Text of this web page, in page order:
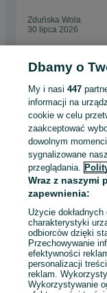
Zduńska Wola
30 lipca 2026
Strona główna Antyki i
Pozostałe - Łódzkie
KATEGORIA
ID:958126755
Zadzwoń
Dbamy o
My i nasi447
informacji na
cookie w celu
zaakceptować
dowolnym
sygnalizowane
przeglądania.
Wraz z naszymi
zapewnienia:
Użycie
charakterystyki
odbiorców dzięki
Przechowywanie
efektywności
personalizacji
reklam.
Wykorzystywanie